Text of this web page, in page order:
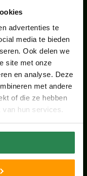
advertenties te
media te bieden
Ook delen we
site met onze
en analyse. Deze
met andere
of die ze hebben
van hun services.